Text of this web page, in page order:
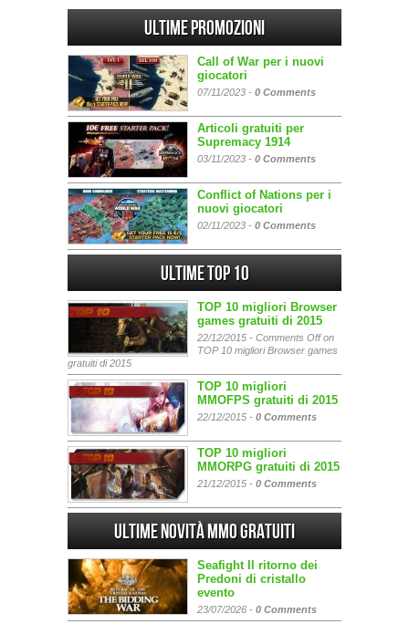
Ultime promozioni
Call of War per i nuovi
giocatori
07/11/2023 - 0 Comments
Articoli gratuiti per
Supremacy 1914
03/11/2023 - 0 Comments
Conflict of Nations per i
nuovi giocatori
02/11/2023 - 0 Comments
Ultime Top 10
TOP 10 migliori Browser
games gratuiti di 2015
22/12/2015 - Comments Offon
TOP 10 migliori Browser games
gratuiti di 2015
TOP 10 migliori
MMOFPS gratuiti di 2015
22/12/2015 - 0 Comments
TOP 10 migliori
MMORPG gratuiti di 2015
21/12/2015 - 0 Comments
Ultime Novità MMO gratuiti
Seafight Il ritorno dei
Predoni di cristallo
evento
23/07/2026 - 0 Comments